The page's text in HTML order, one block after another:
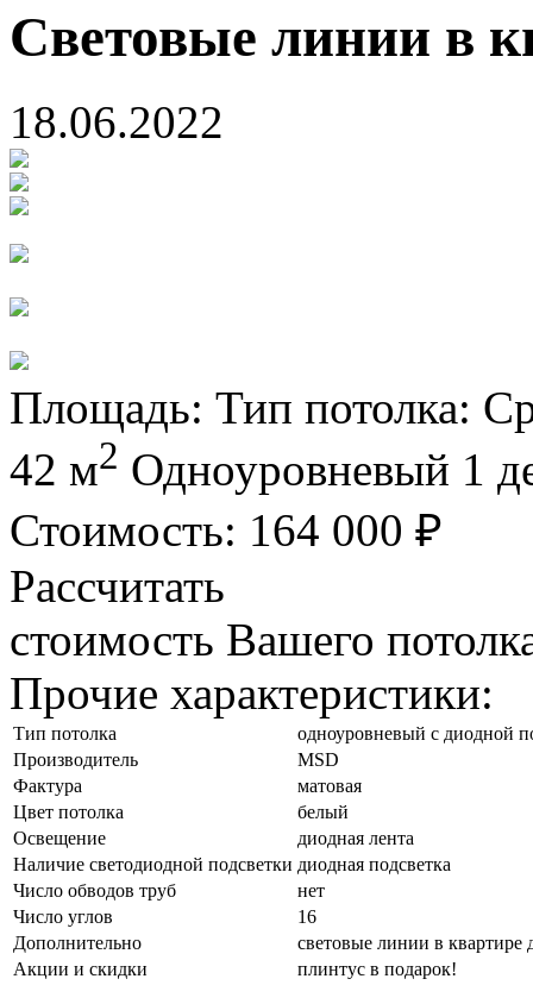
Световые линии в
18.06.2022
Площадь: Тип потолка:
42 м2 Одноуровневый 1
Стоимость: 164 000 ₽
Рассчитать
стоимость Вашего
Прочие характеристики:
Тип потолка
одноуровневый с диодной
Производитель
MSD
Фактура
матовая
Цвет потолка
белый
Освещение
диодная лента
Наличие светодиодной подсветки диодная подсветка
Число обводов труб
нет
Число углов
16
Дополнительно
световые линии в квартире
Акции и скидки
плинтус в подарок!